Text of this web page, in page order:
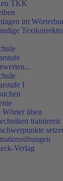
TKK
im
I
Wörter üben
trainieren
Verlag